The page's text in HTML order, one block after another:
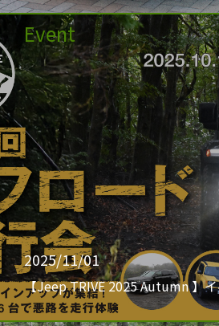
Event
2025/11/01
【Jeep TRIVE 2025 Autumn 】